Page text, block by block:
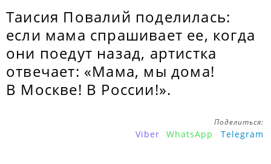
Таисия Повалий поделилась:
если мама спрашивает ее, когда
они поедут назад, артистка
отвечает: «Мама, мы дома!
В Москве! В России!».
Поделиться:
Viber WhatsApp Telegram